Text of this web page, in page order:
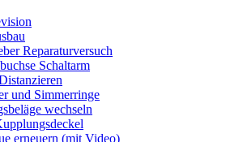
Reparaturversuch
Schaltarm
und Simmerringe
wechseln
erneuern (mit Video)